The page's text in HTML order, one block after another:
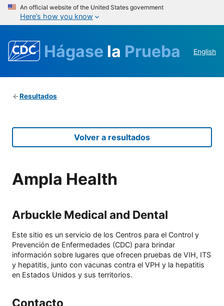
An official website of the United States government
Here’s how you know
Hágase la Prueba English
Resultados
Volver a resultados
Ampla Health
Arbuckle Medical and Dental
Este sitio es un servicio de los Centros para el Control y
Prevención de Enfermedades (CDC) para brindar
información sobre lugares que ofrecen pruebas de VIH, ITS
y hepatitis, junto con vacunas contra el VPH y la hepatitis
en Estados Unidos y sus territorios.
Contacto